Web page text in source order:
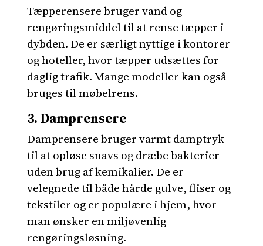
Tæpperensere bruger vand og
rengøringsmiddel til at rense tæpper i
dybden. De er særligt nyttige i kontorer
og hoteller, hvor tæpper udsættes for
daglig trafik. Mange modeller kan også
bruges til møbelrens.
3. Damprensere
Damprensere bruger varmt damptryk
til at opløse snavs og dræbe bakterier
uden brug af kemikalier. De er
velegnede til både hårde gulve, fliser og
tekstiler og er populære i hjem, hvor
man ønsker en miljøvenlig
rengøringsløsning.